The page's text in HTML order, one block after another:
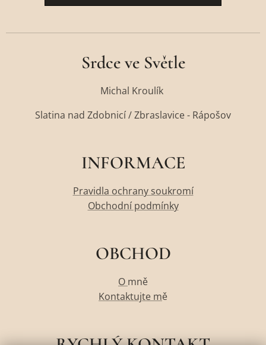
Srdce ve Světle
Michal Kroulík
Slatina nad Zdobnicí / Zbraslavice - Rápošov
INFORMACE
Pravidla ochrany soukromí
Obchodní podmínky
OBCHOD
O mně
Kontaktujte mě